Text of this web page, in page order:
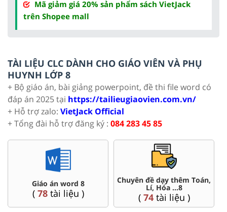
Mã giảm giá 20% sản phẩm sách VietJack
trên Shopee mall
TÀI LIỆU CLC DÀNH CHO GIÁO VIÊN VÀ PHỤ
HUYNH LỚP 8
+ Bộ giáo án, bài giảng powerpoint, đề thi file word có
đáp án 2025 tại https://tailieugiaovien.com.vn/
+ Hỗ trợ zalo: VietJack Official
+ Tổng đài hỗ trợ đăng ký : 084 283 45 85
Đề thi HSG 8
(5 tài liệu )
Trắc nghiệm đúng sai 8
(12tài liệu )